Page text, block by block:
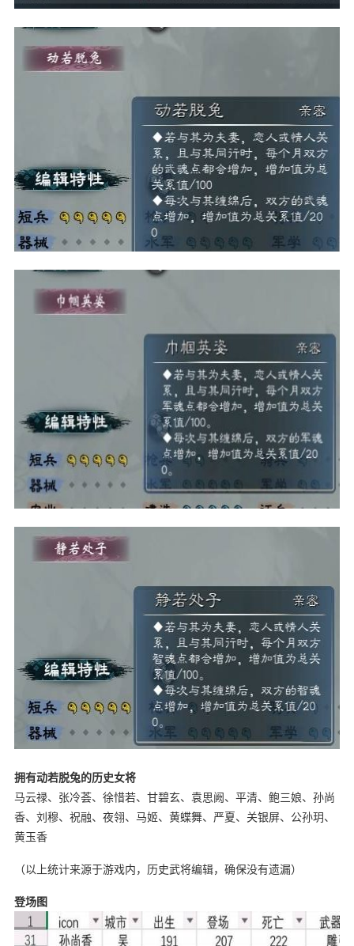
拥有动若脱兔的历史女将
马云禄、张冷荟、徐惜若、甘碧玄、袁思阙、平清、鲍三娘、孙尚
香、刘穆、祝融、夜翎、马姬、黄蝶舞、严夏、关银屏、公孙玥、
黄玉香
（以上统计来源于游戏内，历史武将编辑，确保没有遗漏）
登场图